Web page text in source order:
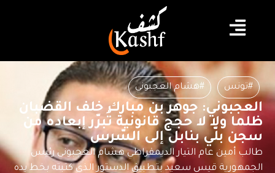
#تونس #هشام العجبوني
العجبوني: جوهر بن مبارك خلف القضبان
ظلما ولا لا حجج قانونية تُبرّر إبعاده من
سجن بلّي بنابل إلى السّرس
طالب أمين عام التيار الديمقراطي هشام العجبوني رئيس
الجمهورية قيس سعيد بتطبيق الدستور الذي كتبته بخط يده